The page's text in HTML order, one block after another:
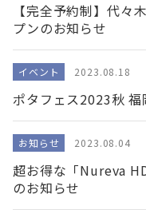
【完全予約制】代々
プンのお知らせ
イベント 2023.08.18
ポタフェス2023秋
お知らせ 2023.08.04
超お得な「Nureva
のお知らせ